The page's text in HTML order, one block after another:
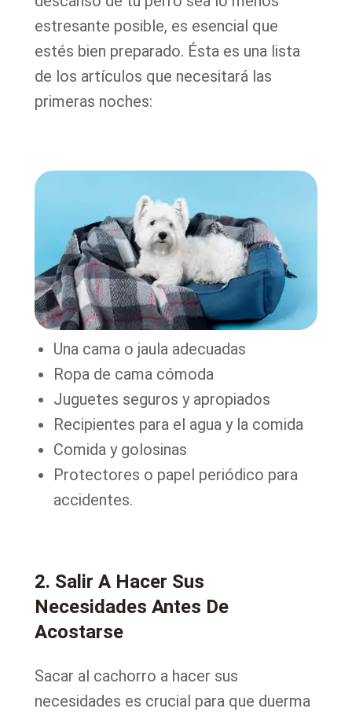
estresante posible, es esencial que
estés bien preparado. Ésta es una lista
de los artículos que necesitará las
primeras noches:
Una cama o jaula adecuadas
Ropa de cama cómoda
Juguetes seguros y apropiados
Recipientes para el agua y la comida
Comida y golosinas
Protectores o papel periódico para
accidentes.
2. Salir A Hacer Sus
Necesidades Antes De
Acostarse
Sacar al cachorro a hacer sus
necesidades es crucial para que duerma